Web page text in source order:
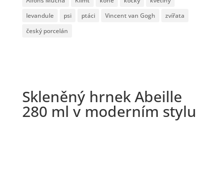
levandule
psi ptáci Vincent van Gogh
zvířata
český porcelán
Skleněný hrnek Abeille
280 ml v moderním stylu